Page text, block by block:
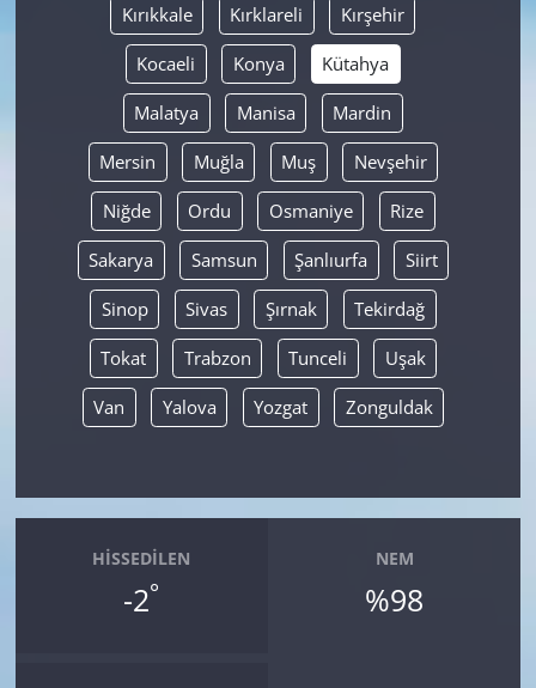
Kırıkkale Kırklareli Kırşehir
Kocaeli Konya Kütahya
Malatya Manisa Mardin
Mersin Muğla Muş Nevşehir
Niğde Ordu Osmaniye Rize
Sakarya Samsun Şanlıurfa Siirt
Sinop Sivas Şırnak Tekirdağ
Tokat Trabzon Tunceli Uşak
Van Yalova Yozgat Zonguldak
HISSEDILEN
-2°
NEM
%98